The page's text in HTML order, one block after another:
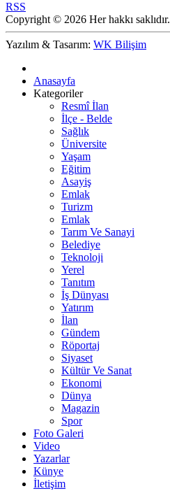
RSS
Copyright © 2026 Her hakkı saklıdır.
Yazılım & Tasarım: WK Bilişim
Anasayfa
Kategoriler
Resmî İlan
İlçe - Belde
Sağlık
Üniversite
Yaşam
Eğitim
Asayiş
Emlak
Turizm
Emlak
Tarım Ve Sanayi
Belediye
Teknoloji
Yerel
Tanıtım
İş Dünyası
Yatırım
İlan
Gündem
Röportaj
Siyaset
Kültür Ve Sanat
Ekonomi
Dünya
Magazin
Spor
Foto Galeri
Video
Yazarlar
Künye
İletişim